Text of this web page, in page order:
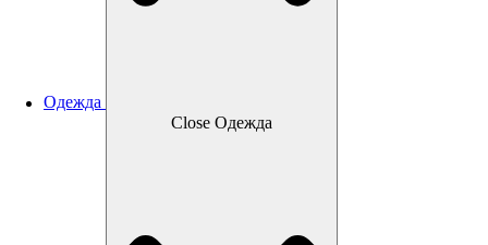
Одежда
Close Одежда